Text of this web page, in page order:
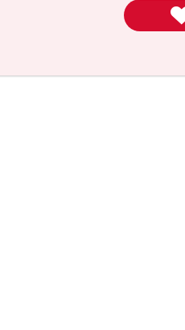
milenialsi, wie sie
geborenen